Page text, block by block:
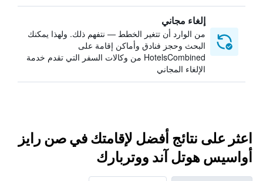
إلغاء مجاني
من الوارد أن تتغير الخطط — نتفهم ذلك. ولهذا يمكنك
البحث وحجز فنادق وأماكن إقامة على
HotelsCombined من وكالات السفر التي تقدم خدمة
الإلغاء المجاني
اعثر على نتائج أفضل لإقامتك في صن رايز
أواسيس هوتل آند ووتربارك